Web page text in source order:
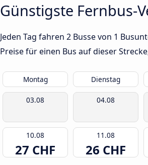
Günstigste Fernbus-
Jeden Tag fahren 2 Busse von 1
Preise für einen Bus auf dieser
Montag Dienstag
03.08 04.08
10.08
27 CHF
11.08
26 CHF